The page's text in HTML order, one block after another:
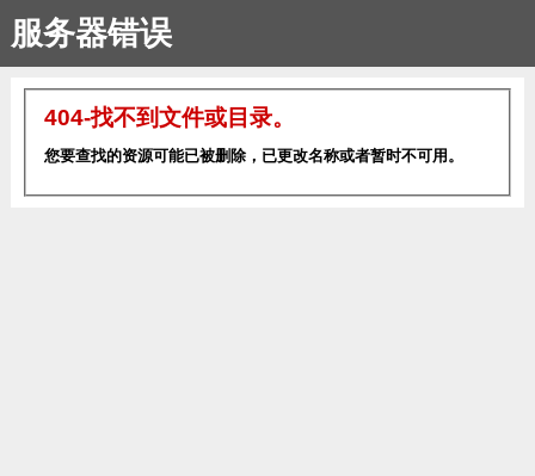
服务器错误
404-找不到文件或目录。
您要查找的资源可能已被删除，已更改名称或者暂时不可用。